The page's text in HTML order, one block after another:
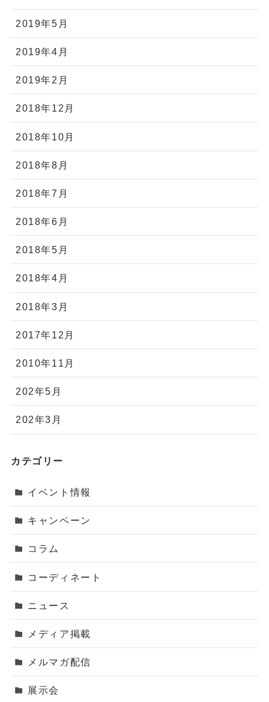
2019年5月
2019年4月
2019年2月
2018年12月
2018年10月
2018年8月
2018年7月
2018年6月
2018年5月
2018年4月
2018年3月
2017年12月
2010年11月
202年5月
202年3月
カテゴリー
イベント情報
キャンペーン
コラム
コーディネート
ニュース
メディア掲載
メルマガ配信
展示会